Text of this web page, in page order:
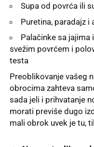
Supa od povrća ili
Puretina, paradajz i
Palačinke sa
svežim povrćem i
testa
Preoblikovanje vašeg
obrocima zahteva
sada jeli i prihvatanje
morati previše dugo
mali obrok uvek je tu,